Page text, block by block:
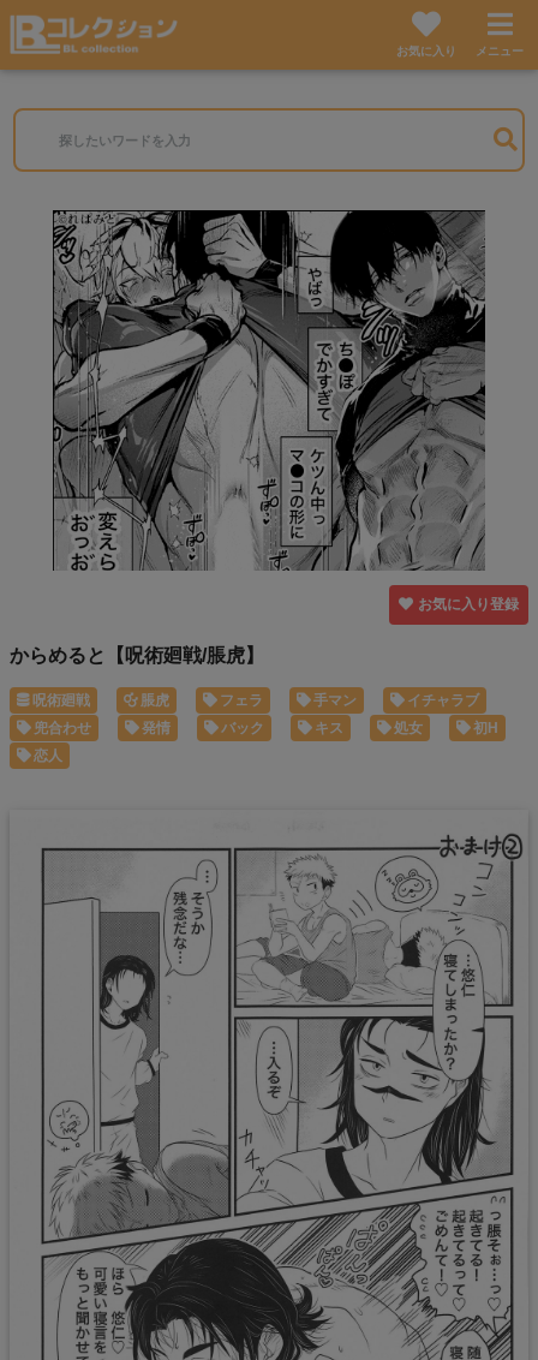
お気に入り メニュー
お気に入り登録
からめると【呪術廻戦/脹虎】
呪術廻戦 脹虎 フェラ 手マン
イチャラブ
兜合わせ
発情 バック キス 処女
初H
恋人